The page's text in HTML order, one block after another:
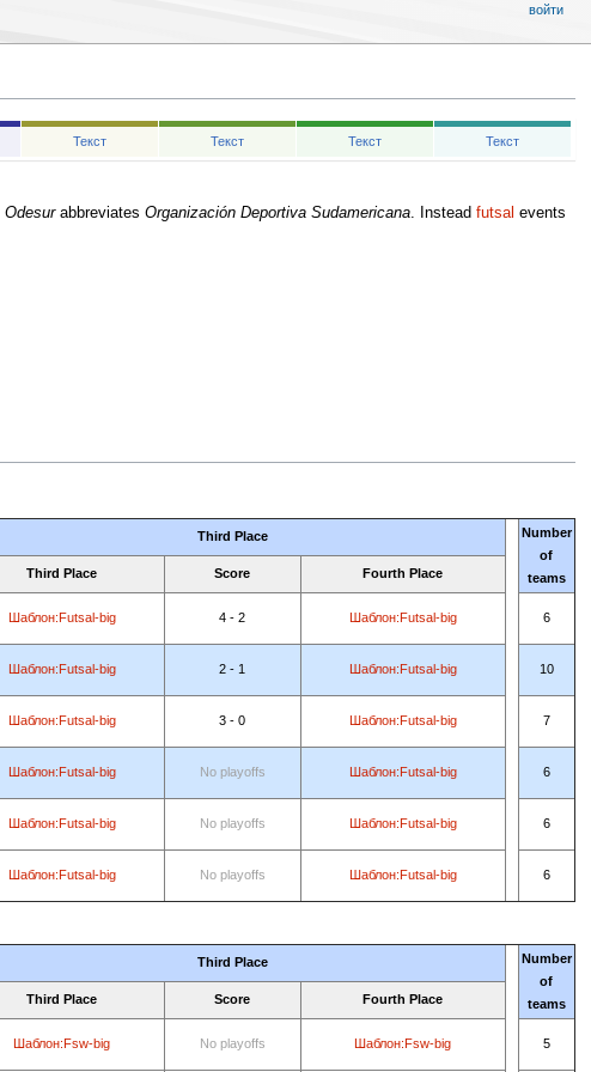
Текст Текст Текст Текст
Odesurabbreviates Organización Deportiva Sudamericana. Instead futsal events
Third Place
Number
of
teams
Third Place Score Fourth Place
Шаблон:Futsal-big 4 - 2 Шаблон:Futsal-big 6
Шаблон:Futsal-big 2 - 1 Шаблон:Futsal-big 10
Шаблон:Futsal-big 3 - 0 Шаблон:Futsal-big 7
Шаблон:Futsal-big No playoffs Шаблон:Futsal-big 6
Шаблон:Futsal-big No playoffs Шаблон:Futsal-big 6
Шаблон:Futsal-big No playoffs Шаблон:Futsal-big 6
Third Place
Number
of
teams
Third Place Score Fourth Place
Шаблон:Fsw-big No playoffs Шаблон:Fsw-big 5
войти